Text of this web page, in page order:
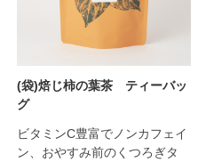
ビタミンC豊富でノンカフェイ
ン、おやすみ前のくつろぎタ
(袋)焙じ柿の葉茶 ティーバッ
グ